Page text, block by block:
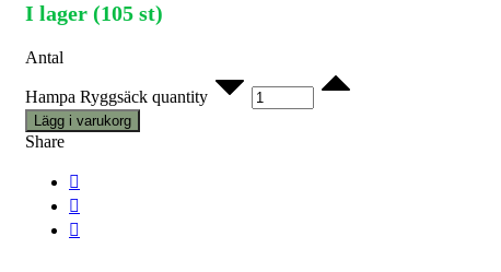
I lager (105 st)
Antal
Hampa Ryggsäck quantity
Lägg i varukorg
Share